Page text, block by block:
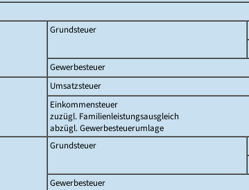
Grundsteuer
Gewerbesteuer
Umsatzsteuer
Einkommensteuer
zuzügl. Familienleistungsausgleich
abzügl. Gewerbesteuerumlage
Grundsteuer
Gewerbesteuer